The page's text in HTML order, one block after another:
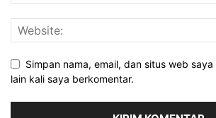
Simpan nama, email, dan situs web
lain kali saya berkomentar.